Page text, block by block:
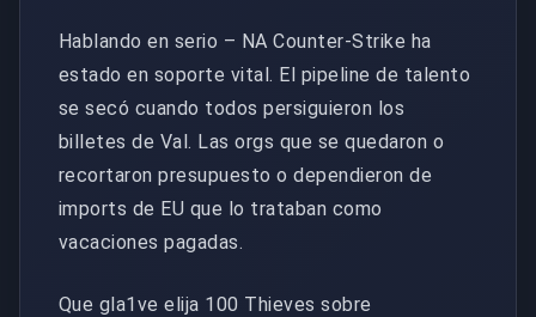
Hablando en serio – NA Counter-Strike ha
estado en soporte vital. El pipeline de talento
se secó cuando todos persiguieron los
billetes de Val. Las orgs que se quedaron o
recortaron presupuesto o dependieron de
imports de EU que lo trataban como
vacaciones pagadas.
Que gla1ve elija 100 Thieves sobre